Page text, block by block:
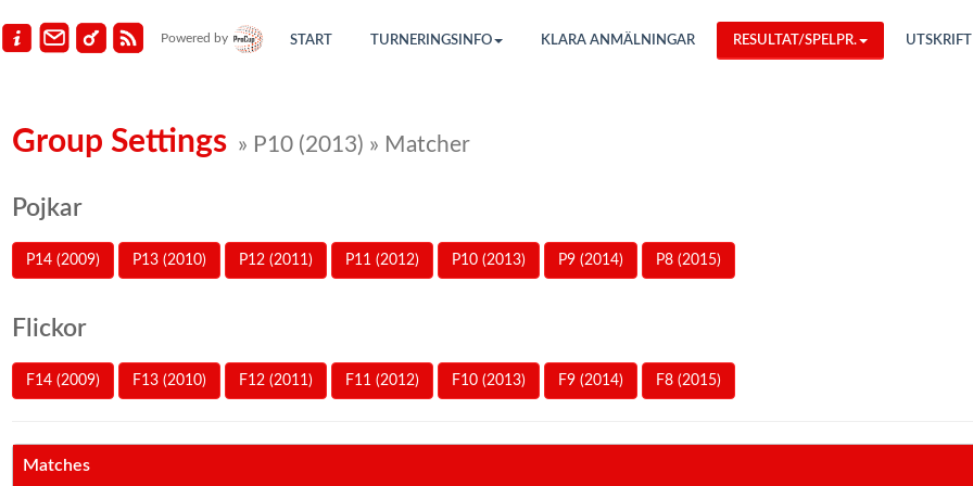
Powered by START TURNERINGSINFO KLARA ANMÄLNINGAR RESULTAT/SPELPR.
Group Settings » P10 (2013) » Matcher
Pojkar
P14 (2009) P13 (2010) P12 (2011) P11 (2012) P10 (2013) P9 (2014) P8 (2015)
Flickor
F14 (2009) F13 (2010) F12 (2011) F11 (2012) F10 (2013) F9 (2014) F8 (2015)
Matches